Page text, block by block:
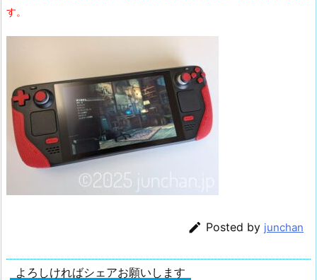
す。
 Posted by junchan
よろしければシェアお願いします